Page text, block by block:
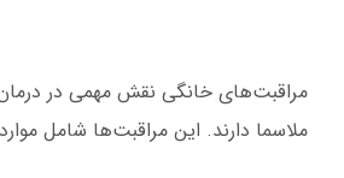
مراقبت‌های خانگی نقش مهمی در
ملاسما دارند. این مراقبت‌ها شامل